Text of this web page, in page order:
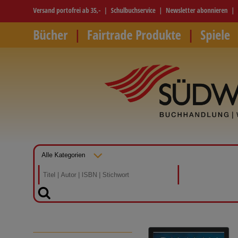
Versand portofrei ab 35,- Schulbuchservice Newsletter abonnieren
Bücher Fairtrade Produkte Spiele